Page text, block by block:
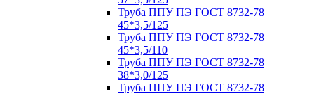
Труба ППУ ПЭ ГОСТ 8732-78
45*3,5/125
Труба ППУ ПЭ ГОСТ 8732-78
45*3,5/110
Труба ППУ ПЭ ГОСТ 8732-78
38*3,0/125
Труба ППУ ПЭ ГОСТ 8732-78